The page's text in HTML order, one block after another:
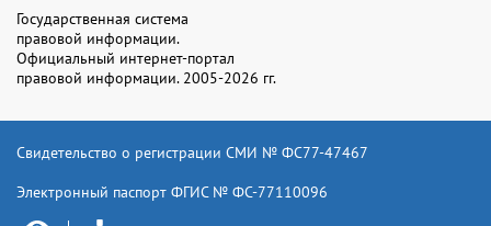
Государственная система
правовой информации.
Официальный интернет-портал
правовой информации. 2005-2026 гг.
Свидетельство о регистрации СМИ № ФС77-47467
Электронный паспорт ФГИС № ФС-77110096